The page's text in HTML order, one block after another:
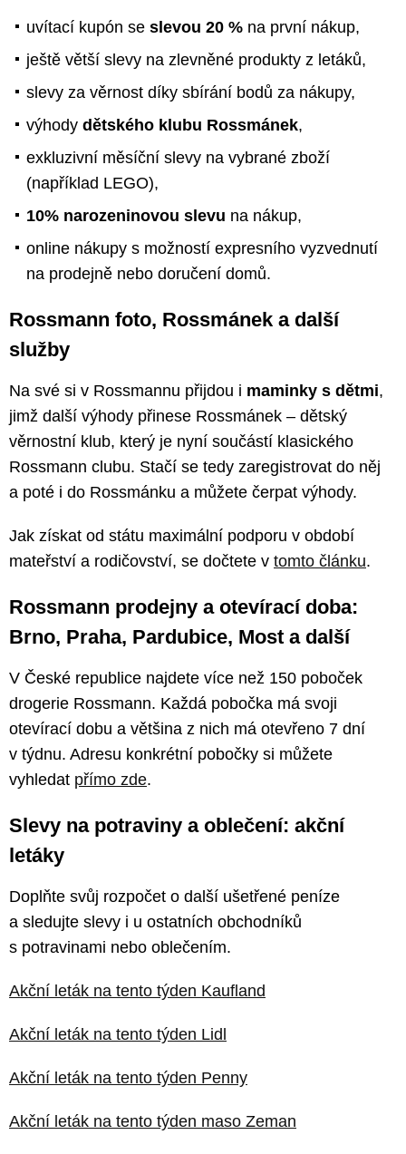
uvítací kupón se slevou 20 % na první nákup,
ještě větší slevy na zlevněné produkty z letáků,
slevy za věrnost díky sbírání bodů za nákupy,
výhody dětského klubu Rossmánek,
exkluzivní měsíční slevy na vybrané zboží
(například LEGO),
10% narozeninovou slevu na nákup,
online nákupy s možností expresního vyzvednutí
na prodejně nebo doručení domů.
Rossmann foto, Rossmánek a další
služby
Na své si v Rossmannu přijdou i maminky s dětmi,
jimž další výhody přinese Rossmánek – dětský
věrnostní klub, který je nyní součástí klasického
Rossmann clubu. Stačí se tedy zaregistrovat do něj
a poté i do Rossmánku a můžete čerpat výhody.
Jak získat od státu maximální podporu v období
mateřství a rodičovství, se dočtete v tomto článku.
Rossmann prodejny a otevírací doba:
Brno, Praha, Pardubice, Most a další
V České republice najdete více než 150 poboček
drogerie Rossmann. Každá pobočka má svoji
otevírací dobu a většina z nich má otevřeno 7 dní
v týdnu. Adresu konkrétní pobočky si můžete
vyhledat přímo zde.
Slevy na potraviny a oblečení: akční
letáky
Doplňte svůj rozpočet o další ušetřené peníze
a sledujte slevy i u ostatních obchodníků
s potravinami nebo oblečením.
Akční leták na tento týden Kaufland
Akční leták na tento týden Lidl
Akční leták na tento týden Penny
Akční leták na tento týden maso Zeman